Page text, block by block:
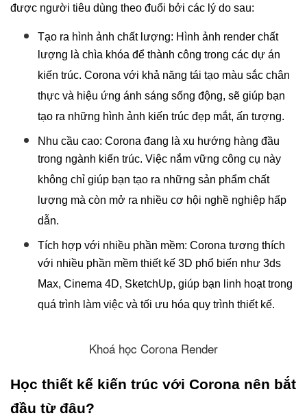
được người tiêu dùng theo đuổi bởi các lý do sau:
Tạo ra hình ảnh chất lượng: Hình ảnh render chất
lượng là chìa khóa để thành công trong các dự án
kiến trúc. Corona với khả năng tái tạo màu sắc chân
thực và hiệu ứng ánh sáng sống động, sẽ giúp bạn
tạo ra những hình ảnh kiến trúc đẹp mắt, ấn tượng.
Nhu cầu cao: Corona đang là xu hướng hàng đầu
trong ngành kiến trúc. Việc nắm vững công cụ này
không chỉ giúp bạn tạo ra những sản phẩm chất
lượng mà còn mở ra nhiều cơ hội nghề nghiệp hấp
dẫn.
Tích hợp với nhiều phần mềm: Corona tương thích
với nhiều phần mềm thiết kế 3D phổ biến như 3ds
Max, Cinema 4D, SketchUp, giúp bạn linh hoạt trong
quá trình làm việc và tối ưu hóa quy trình thiết kế.
Khoá học Corona Render
Học thiết kế kiến trúc với Corona nên bắt
đầu từ đâu?